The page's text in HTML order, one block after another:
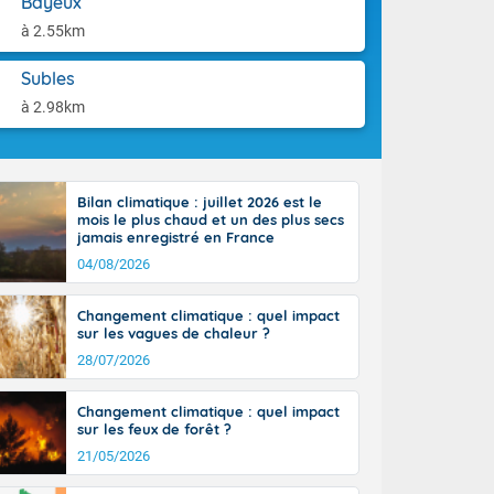
à 2.55km
Subles
à 2.98km
moins
25 à 30
35 degrés
jusque
la Corse.
Pyrénées,
marge de
de la
En soirée,
sur
22 à 24,
sur le
hors côtes
38 ou 39
Bilan climatique : juillet 2026 est le
mois le plus chaud et un des plus secs
jamais enregistré en France
04/08/2026
Changement climatique : quel impact
sur les vagues de chaleur ?
28/07/2026
Changement climatique : quel impact
sur les feux de forêt ?
21/05/2026